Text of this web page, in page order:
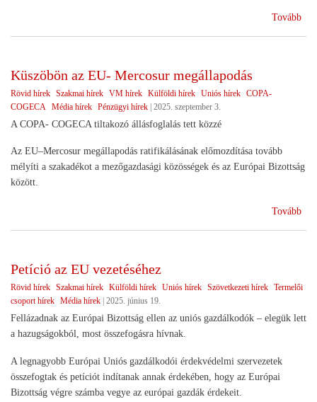
Tovább
Küszöbön az EU- Mercosur megállapodás
Rövid hírek Szakmai hírek VM hírek Külföldi hírek Uniós hírek COPA-
COGECA
Média hírek Pénzügyi hírek | 2025. szeptember 3.
A COPA- COGECA tiltakozó állásfoglalás tett közzé
Az EU–Mercosur megállapodás ratifikálásának előmozdítása tovább
mélyíti a szakadékot a mezőgazdasági közösségek és az Európai Bizottság
között.
Tovább
Petíció az EU vezetéséhez
Rövid hírek Szakmai hírek Külföldi hírek Uniós hírek Szövetkezeti hírek Termelői
csoport hírek Média hírek 2025. június 19.
Fellázadnak az Európai Bizottság ellen az uniós gazdálkodók – elegük lett
a hazugságokból, most összefogásra hívnak.
A legnagyobb Európai Uniós gazdálkodói érdekvédelmi szervezetek
összefogtak és petíciót indítanak annak érdekében, hogy az Európai
Bizottság végre számba vegye az európai gazdák érdekeit.